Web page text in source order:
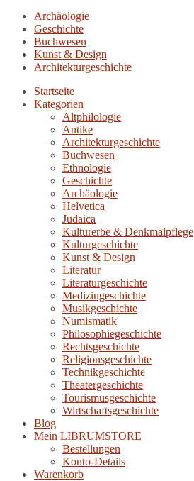
Archäologie
Geschichte
Buchwesen
Kunst & Design
Architekturgeschichte
Startseite
Kategorien
Altphilologie
Antike
Architekturgeschichte
Buchwesen
Ethnologie
Geschichte
Archäologie
Helvetica
Judaica
Kulturerbe & Denkmalpflege
Kulturgeschichte
Kunst & Design
Literatur
Literaturgeschichte
Medizingeschichte
Musikgeschichte
Numismatik
Philosophiegeschichte
Rechtsgeschichte
Religionsgeschichte
Technikgeschichte
Theatergeschichte
Tourismusgeschichte
Wirtschaftsgeschichte
Blog
Mein LIBRUMSTORE
Bestellungen
Konto-Details
Warenkorb